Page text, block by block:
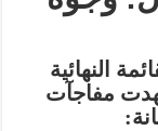
النهائية
مفاجآت